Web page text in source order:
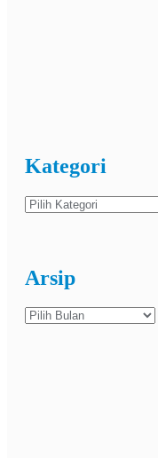
Kategori
Kategori
Arsip
Arsip